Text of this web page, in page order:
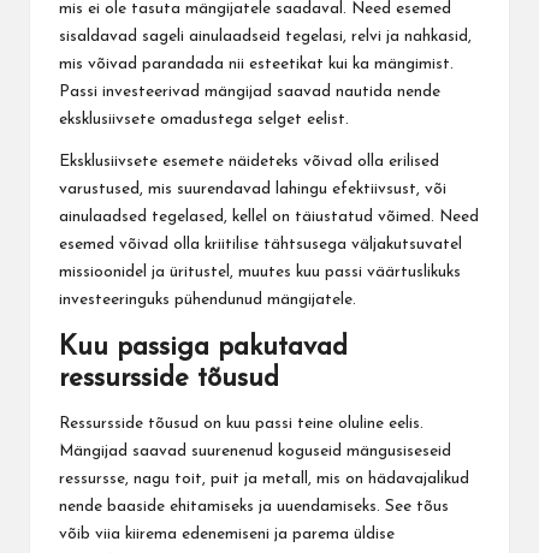
mis ei ole tasuta mängijatele saadaval. Need esemed
sisaldavad sageli ainulaadseid tegelasi, relvi ja nahkasid,
mis võivad parandada nii esteetikat kui ka mängimist.
Passi investeerivad mängijad saavad nautida nende
eksklusiivsete omadustega selget eelist.
Eksklusiivsete esemete näideteks võivad olla erilised
varustused, mis suurendavad lahingu efektiivsust, või
ainulaadsed tegelased, kellel on täiustatud võimed. Need
esemed võivad olla kriitilise tähtsusega väljakutsuvatel
missioonidel ja üritustel, muutes kuu passi väärtuslikuks
investeeringuks pühendunud mängijatele.
Kuu passiga pakutavad
ressursside tõusud
Ressursside tõusud on kuu passi teine oluline eelis.
Mängijad saavad suurenenud koguseid mängusiseseid
ressursse, nagu toit, puit ja metall, mis on hädavajalikud
nende baaside ehitamiseks ja uuendamiseks. See tõus
võib viia kiirema edenemiseni ja parema üldise